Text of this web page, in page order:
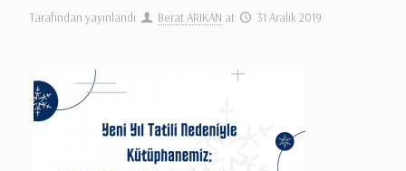
Tarafından yayınlandı Berat ARIKAN at 31 Aralık 2019